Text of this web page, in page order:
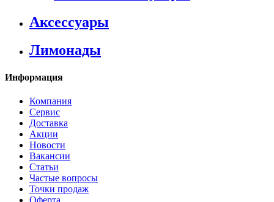
Аксессуары
Лимонады
Информация
Компания
Сервис
Доставка
Акции
Новости
Вакансии
Статьи
Частые вопросы
Точки продаж
Оферта